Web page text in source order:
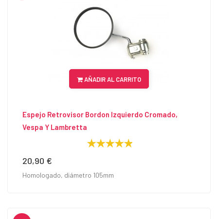
AÑADIR AL CARRITO
Espejo Retrovisor Bordon Izquierdo Cromado,
Vespa Y Lambretta
Precio
20,90 €
Homologado, diámetro 105mm